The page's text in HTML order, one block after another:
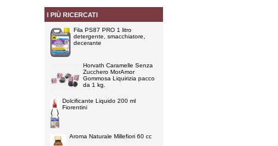
I PIÙ RICERCATI
Fila PS87 PRO 1 litro
detergente, smacchiatore,
decerante
Horvath Caramelle Senza
Zucchero MorAmor
Gommosa Liquirizia pacco
da 1 kg.
Dolcificante Liquido 200 ml
Fiorentini
Aroma Naturale Millefiori 60 cc